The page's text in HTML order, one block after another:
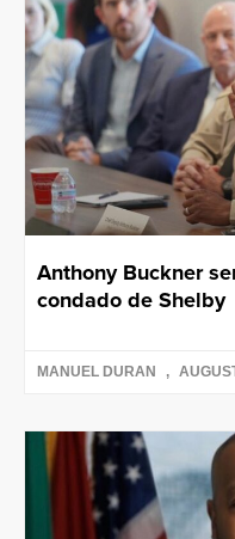
Anthony Buckner
condado de Shelby
MANUEL DURAN